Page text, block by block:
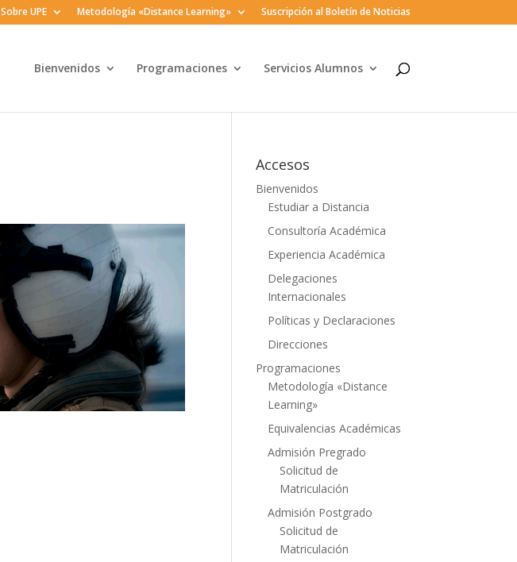
Sobre UPE Metodología «Distance Learning» Suscripción al Boletín de Noticias
Bienvenidos Programaciones Servicios Alumnos
Accesos
Bienvenidos
Estudiar a Distancia
Consultoría Académica
Experiencia Académica
Delegaciones
Internacionales
Políticas y Declaraciones
Direcciones
Programaciones
Metodología «Distance
Learning»
Equivalencias Académicas
Admisión Pregrado
Solicitud de
Matriculación
Admisión Postgrado
Solicitud de
Matriculación